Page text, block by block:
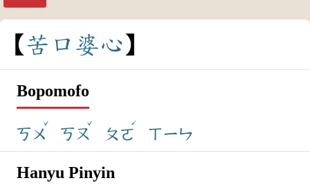
苦 口 婆心
Bopomofo
ㄎㄨ
ˇ
ㄎㄡ
ˇ
ㄆㄛ
ˊ
ㄒㄧㄣ
Hanyu Pinyin